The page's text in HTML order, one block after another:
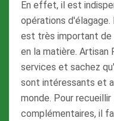
En effet, il est
opérations
est très important
en la matière. Artisan
services et sachez
sont intéressants et
monde. Pour
complémentaires, il